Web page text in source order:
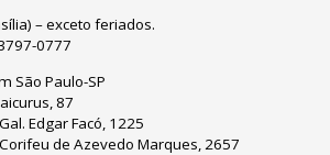
– exceto feriados.
0777
São Paulo-SP
87
Edgar Facó, 1225
de Azevedo Marques, 2657